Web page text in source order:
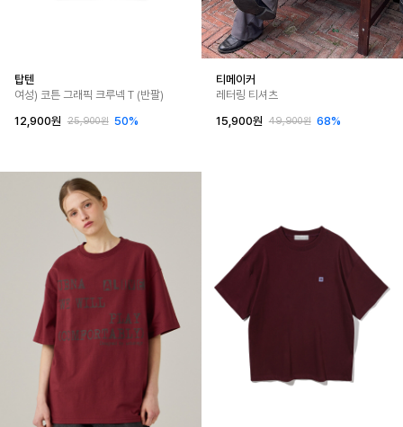
탑텐
여성) 코튼 그래픽 크루넥 T (반팔)
12,900원
25,900원 50%
티메이커
레터링 티셔츠
15,900원
49,900원 68%